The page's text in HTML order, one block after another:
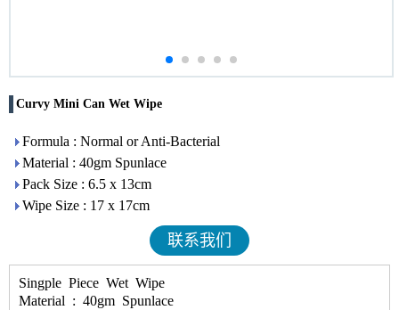
Curvy Mini Can Wet Wipe
Formula : Normal or Anti-Bacterial
Material : 40gm Spunlace
Pack Size : 6.5 x 13cm
Wipe Size : 17 x 17cm
联系我们
Singple Piece Wet Wipe
Material : 40gm Spunlace